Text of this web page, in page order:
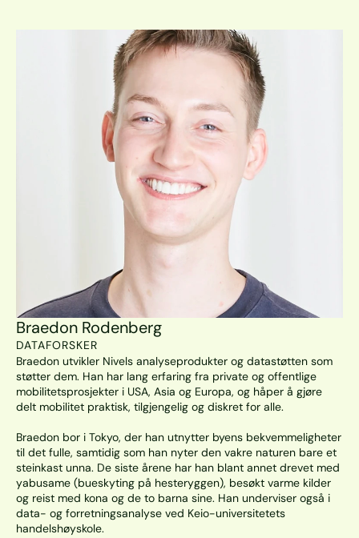
Braedon Rodenberg
DATAFORSKER
Braedon utvikler Nivels analyseprodukter og datastøtten som
støtter dem. Han har lang erfaring fra private og offentlige
mobilitetsprosjekter i USA, Asia og Europa, og håper å gjøre
delt mobilitet praktisk, tilgjengelig og diskret for alle.
Braedon bor i Tokyo, der han utnytter byens bekvemmeligheter
til det fulle, samtidig som han nyter den vakre naturen bare et
steinkast unna. De siste årene har han blant annet drevet med
yabusame (bueskyting på hesteryggen), besøkt varme kilder
og reist med kona og de to barna sine. Han underviser også i
data- og forretningsanalyse ved Keio-universitetets
handelshøyskole.